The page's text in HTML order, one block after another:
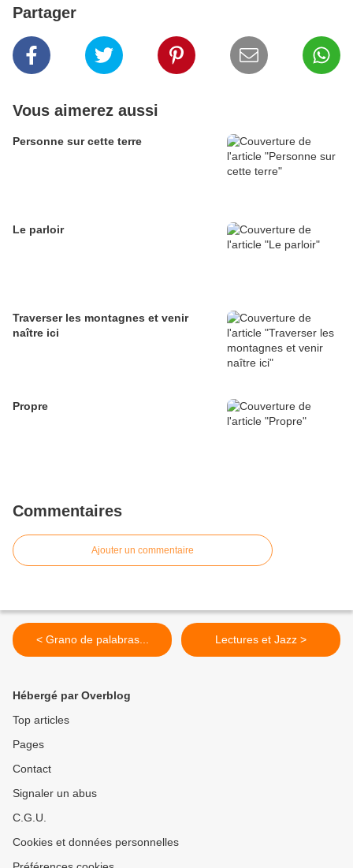
Partager
Vous aimerez aussi
Personne sur cette terre
Le parloir
Traverser les montagnes et venir
naître ici
Propre
Commentaires
Ajouter un commentaire
< Grano de palabras... Lectures et Jazz >
Hébergé par Overblog
Top articles
Pages
Contact
Signaler un abus
C.G.U.
Cookies et données personnelles